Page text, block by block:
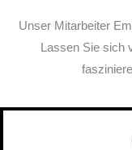
Unser Mitarbeiter
Lassen Sie